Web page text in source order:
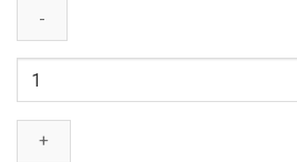
Sàn
Tự
Dán